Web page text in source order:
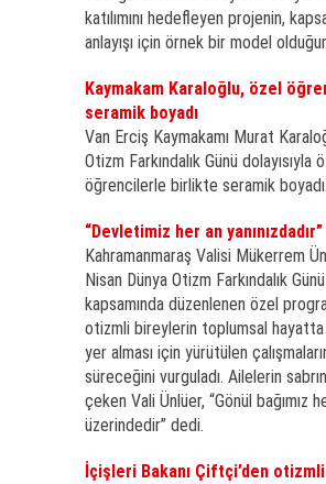
katılımını hedefleyen projenin,
anlayışı için örnek bir model
Kaymakam Karaloğlu, özel
seramik boyadı
Van Erciş Kaymakamı Murat
Otizm Farkındalık Günü dolayısıyla
öğrencilerle birlikte seramik boyadı.
“Devletimiz her an yanınızdadır”
Kahramanmaraş Valisi Mükerrem
Nisan Dünya Otizm Farkındalık Günü
kapsamında düzenlenen özel
otizmli bireylerin toplumsal hayatta
yer alması için yürütülen
süreceğini vurguladı. Ailelerin
çeken Vali Ünlüer, “Gönül bağımız
üzerindedir” dedi.
İçişleri Bakanı Çiftçi’den otizmli